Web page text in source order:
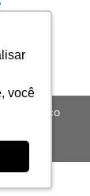
você
você
Médico